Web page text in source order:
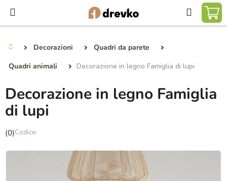
contenuto
Ricerca
Decorazioni
Quadri da parete
Quadri animali
Decorazione in legno Famiglia di lupi
Decorazione in legno Famiglia
di lupi
La
media
(0)